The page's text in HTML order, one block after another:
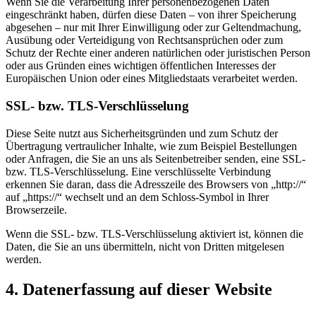
eingeschränkt haben, dürfen diese Daten – von ihrer Speicherung
abgesehen – nur mit Ihrer Einwilligung oder zur Geltendmachung,
Ausübung oder Verteidigung von Rechtsansprüchen oder zum
Schutz der Rechte einer anderen natürlichen oder juristischen Person
oder aus Gründen eines wichtigen öffentlichen Interesses der
Europäischen Union oder eines Mitgliedstaats verarbeitet werden.
SSL- bzw. TLS-Verschlüsselung
Diese Seite nutzt aus Sicherheitsgründen und zum Schutz der
Übertragung vertraulicher Inhalte, wie zum Beispiel Bestellungen
oder Anfragen, die Sie an uns als Seitenbetreiber senden, eine SSL-
bzw. TLS-Verschlüsselung. Eine verschlüsselte Verbindung
erkennen Sie daran, dass die Adresszeile des Browsers von „http://“
auf „https://“ wechselt und an dem Schloss-Symbol in Ihrer
Browserzeile.
Wenn die SSL- bzw. TLS-Verschlüsselung aktiviert ist, können die
Daten, die Sie an uns übermitteln, nicht von Dritten mitgelesen
werden.
4. Datenerfassung auf dieser Website